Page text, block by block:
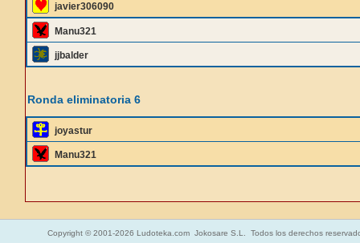
javier306090
Manu321
jjbalder
Ronda eliminatoria 6
joyastur
Manu321
Copyright © 2001-2026 Ludoteka.com Jokosare S.L. Todos los derechos